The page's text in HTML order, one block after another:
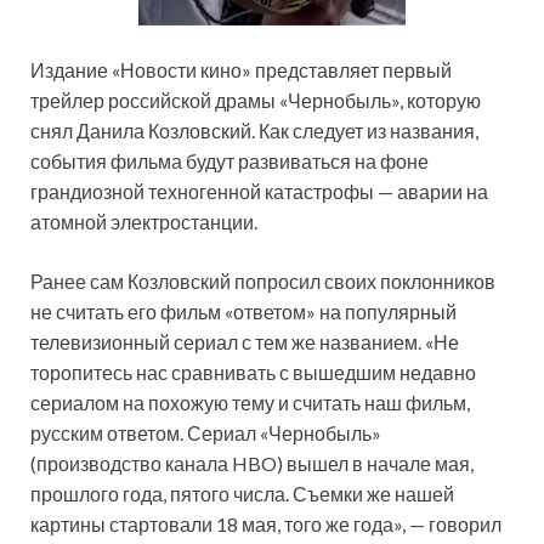
Издание «Новости кино» представляет первый
трейлер российской драмы «Чернобыль», которую
снял Данила Козловский. Как следует из названия,
события фильма будут развиваться на фоне
грандиозной техногенной катастрофы — аварии на
атомной электростанции.
Ранее сам Козловский попросил своих поклонников
не считать его фильм «ответом» на популярный
телевизионный сериал с тем же названием. «Не
торопитесь нас сравнивать с вышедшим недавно
сериалом на похожую тему и считать наш фильм,
русским ответом. Сериал «Чернобыль»
(производство канала HBO) вышел в начале мая,
прошлого года, пятого числа. Съемки же нашей
картины стартовали 18 мая, того же года», — говорил